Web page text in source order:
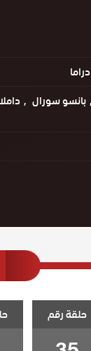
دراما
بانسو سورال
حلقة رقم